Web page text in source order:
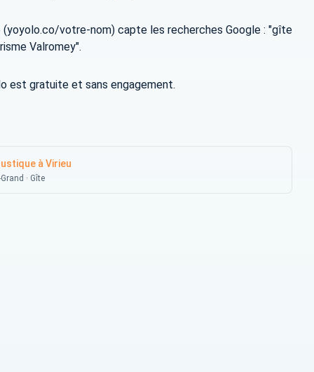
(yoyolo.co/votre-nom) capte les recherches Google : "gîte
Valromey".
est gratuite et sans engagement.
à Virieu
· Gîte